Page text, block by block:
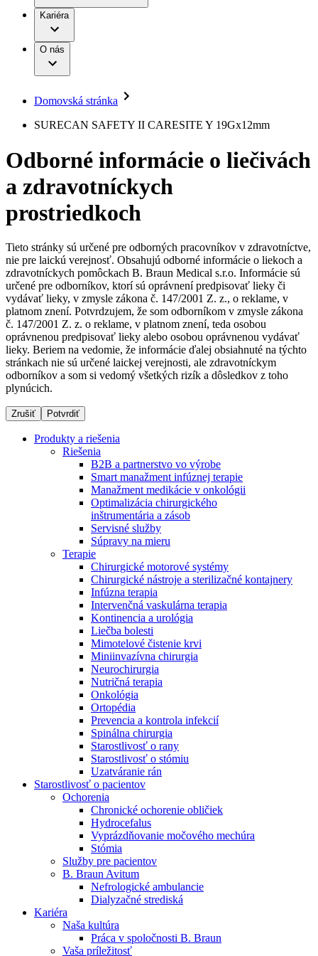
Terapie
Kontinencia a urológia
Liečba bolesti
Miniinvazívna chirurgia
Nutričná terapia
Onkológia
Ortopédia
Prevencia a kontrola infekcií
Spinálna chirurgia
Starostlivosť o rany
Uzatváranie rán
Riešenia
Terapie
Produktový katalóg​
Objavte naše produkty. ​Navštívte produktový katalóg B.
Braun​ s našim kompletným produktovým portfóliom.​
B. Braun Avitum
Ochorenia
Služby pre pacientov
Dialyzačné strediská
B. Braun Avitum poskytuje kvalitnú dialyzačnú starostlivosť
vo všetkých svojich strediskách na Slovensku. Viac
informácií nájdete na stránke jednotlivých stredísk.
Nefrologické ambulancie
V nefrologických ambulanciách prevádzkujeme poradenstvo
a prípravu pacientov k jednotlivým metódam náhrady funkcie
obličiek. Zvoľte si mesto, ktoré potrebujete a navštívte nás.
Práca a kariéra
Naša kultúra
Vaša príležitosť
Nájdite si prácu u nás​
Objavte svoje kariérne príležitosti ​v B. Braun. Vyhľadajte náš
trh práce​ pre zaujímavé pozície na Slovensku.​
Zodpovednosť
Médiá
Tlačové správy
Kontakt
Kontaktný formulár
Spoločnosť
Médiá
Kontakt
Zostaňte v dialógu s B. Braun. Kontaktujte nás.
Kariéra
O nás
Domovská stránka
SURECAN SAFETY II CARESITE Y 19Gx12mm
Odborné informácie o liečivách
a zdravotníckych
prostriedkoch
Tieto stránky sú určené pre odborných pracovníkov v zdravotníctve,
nie pre laickú verejnosť. Obsahujú odborné informácie o liekoch a
zdravotníckych pomôckach B. Braun Medical s.r.o. Informácie sú
určené pre odborníkov, ktorí sú oprávnení predpisovať lieky či
vydávať lieky, v zmysle zákona č. 147/2001 Z. z., o reklame, v
platnom znení. Potvrdzujem, že som odborníkom v zmysle zákona
č. 147/2001 Z. z. o reklame, v platnom znení, teda osobou
oprávnenou predpisovať lieky alebo osobou oprávnenou vydávať
lieky. Beriem na vedomie, že informácie ďalej obsiahnuté na týchto
stránkach nie sú určené laickej verejnosti, ale zdravotníckym
odborníkov a som si vedomý všetkých rizík a dôsledkov z toho
plynúcich.
Zrušiť Potvrdiť
Produkty a riešenia
Riešenia
B2B a partnerstvo vo výrobe
Smart manažment infúznej terapie
Manažment medikácie v onkológii
Optimalizácia chirurgického
inštrumentária a zásob
Servisné služby
Súpravy na mieru
Terapie
Chirurgické motorové systémy
Chirurgické nástroje a sterilizačné kontajnery
Infúzna terapia
Intervenčná vaskulárna terapia
Kontinencia a urológia
Liečba bolesti
Mimotelové čistenie krvi
Miniinvazívna chirurgia
Neurochirurgia
Nutričná terapia
Onkológia
Ortopédia
Prevencia a kontrola infekcií
Spinálna chirurgia
Starostlivosť o rany
Starostlivosť o stómiu
Uzatváranie rán
Starostlivosť o pacientov
Ochorenia
Chronické ochorenie obličiek
Hydrocefalus
Vyprázdňovanie močového mechúra
Stómia
Služby pre pacientov
B. Braun Avitum
Nefrologické ambulancie
Dialyzačné strediská
Kariéra
Naša kultúra
Práca v spoločnosti B. Braun
Vaša príležitosť